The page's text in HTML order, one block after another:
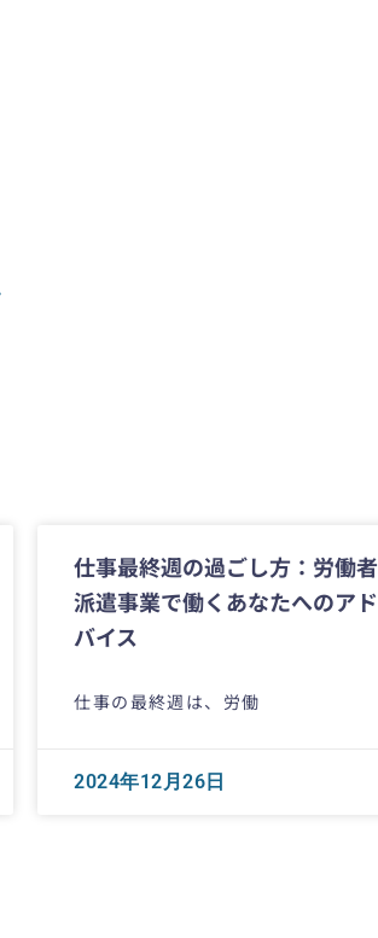
仕事最終週の過ごし方：労働者
派遣事業で働くあなたへのアド
バイス
仕事の最終週は、労働
2024年12月26日